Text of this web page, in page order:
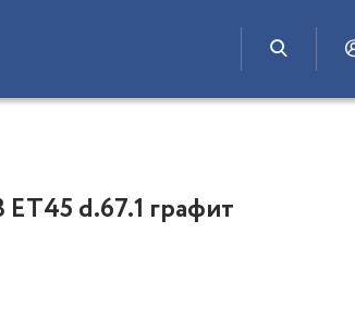
ET45 d.67.1 графит